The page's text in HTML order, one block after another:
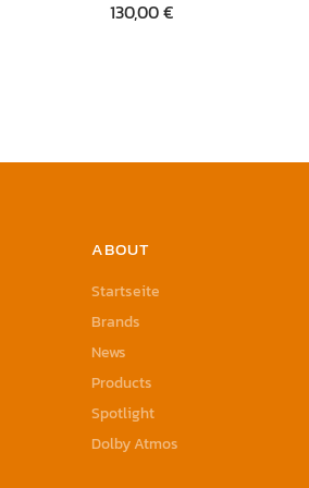
130,00€
ABOUT
Startseite
Brands
News
Products
Spotlight
Dolby Atmos